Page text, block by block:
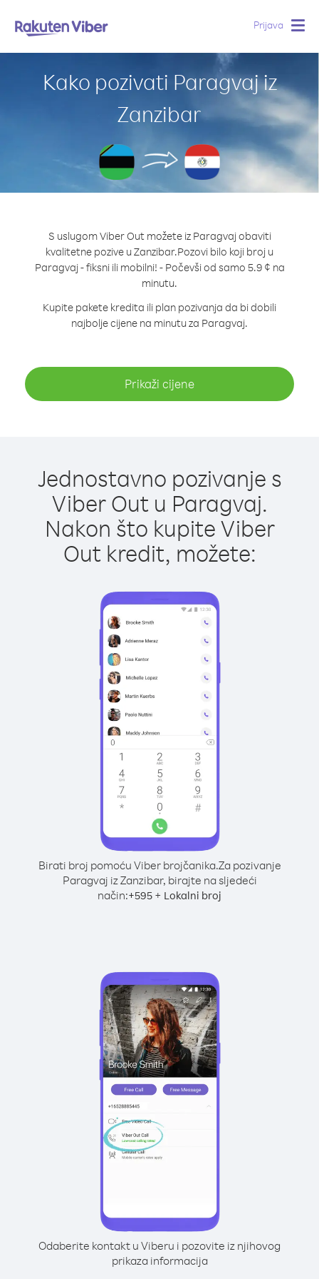
Prijava
Kako pozivati Paragvaj iz
Zanzibar
S uslugom Viber Out možete iz Paragvaj obaviti
kvalitetne pozive u Zanzibar.Pozovi bilo koji broj u
Paragvaj - fiksni ili mobilni! - Počevši od samo 5.9 ¢ na
minutu.
Kupite pakete kredita ili plan pozivanja da bi dobili
najbolje cijene na minutu za Paragvaj.
Prikaži cijene
Jednostavno pozivanje s
Viber Out u Paragvaj.
Nakon što kupite Viber
Out kredit, možete:
Birati broj pomoću Viber brojčanika.Za pozivanje
Paragvaj iz Zanzibar, birajte na sljedeći
način:+595 + Lokalni broj
Odaberite kontakt u Viberu i pozovite iz njihovog
prikaza informacija